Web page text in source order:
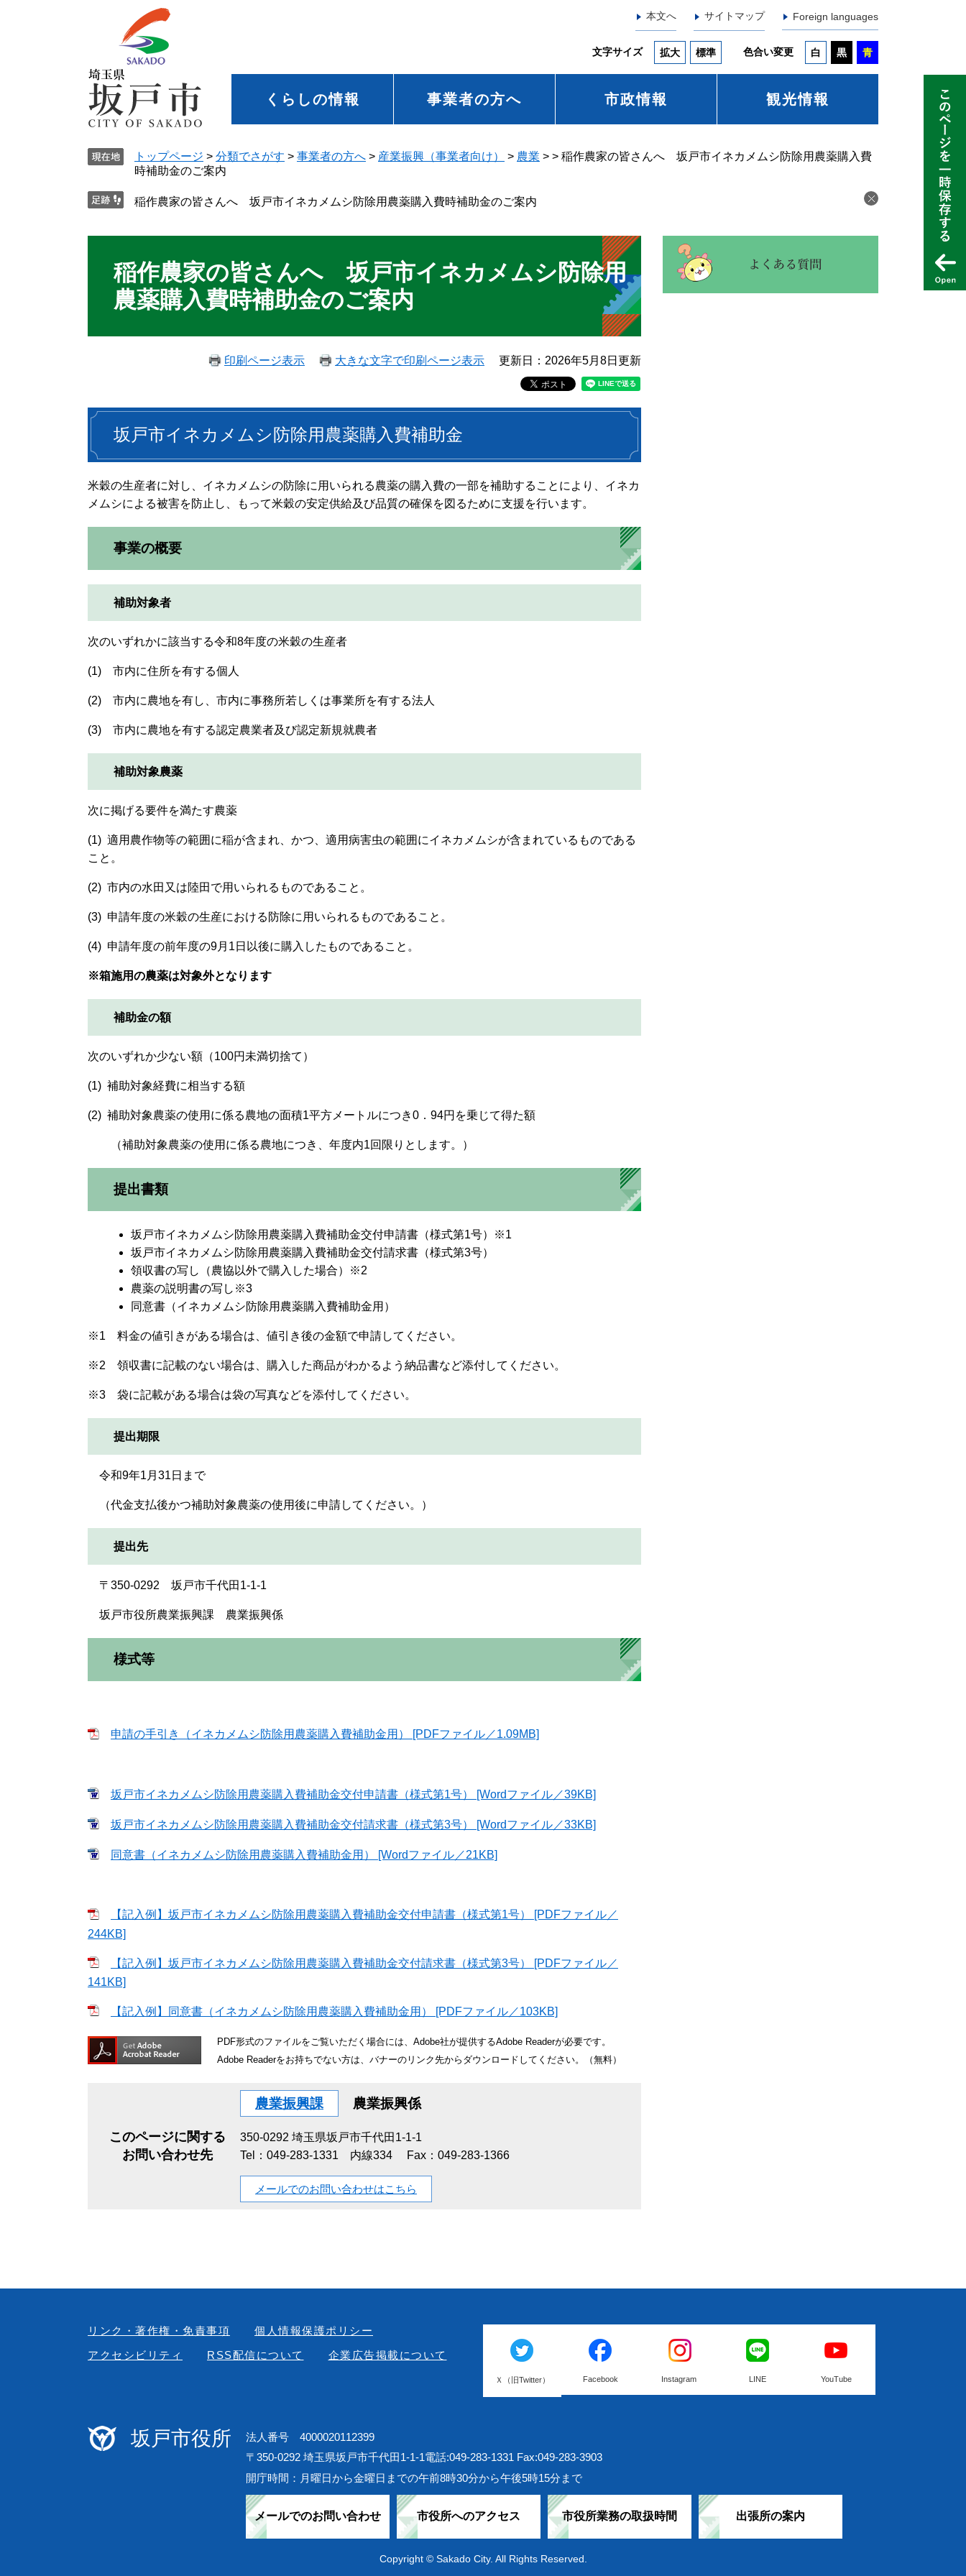
本文へ サイトマップ Foreign languages
文字サイズ 拡大 標準 色合い変更 白 黒 青
くらしの情報 事業者の方へ 市政情報 観光情報
トップページ > 分類でさがす > 事業者の方へ > 産業振興（事業者向け） > 農業 > > 稲作農家の皆さんへ 坂戸市イネカメムシ防除用農薬購入費
時補助金のご案内
稲作農家の皆さんへ 坂戸市イネカメムシ防除用農薬購入費時補助金のご案内
稲作農家の皆さんへ 坂戸市イネカメムシ防除用
農薬購入費時補助金のご案内
印刷ページ表示 大きな文字で印刷ページ表示 更新日：2026年5月8日更新
坂戸市イネカメムシ防除用農薬購入費補助金
米穀の生産者に対し、イネカメムシの防除に用いられる農薬の購入費の一部を補助することにより、イネカ
メムシによる被害を防止し、もって米穀の安定供給及び品質の確保を図るために支援を行います。
事業の概要
補助対象者
次のいずれかに該当する令和8年度の米穀の生産者​
(1) 市内に住所を有する個人
(2) 市内に農地を有し、市内に事務所若しくは事業所を有する法人
(3) 市内に農地を有する認定農業者及び認定新規就農者
補助対象農薬
次に掲げる要件を満たす農薬
(1) 適用農作物等の範囲に稲が含まれ、かつ、適用病害虫の範囲にイネカメムシが含まれているものである
こと。
(2) 市内の水田又は陸田で用いられるものであること。
(3) 申請年度の米穀の生産における防除に用いられるものであること。
(4) 申請年度の前年度の9月1日以後に購入したものであること。
※箱施用の農薬は対象外となります
補助金の額
次のいずれか少ない額（100円未満切捨て）
(1) 補助対象経費に相当する額
(2) 補助対象農薬の使用に係る農地の面積1平方メートルにつき0．94円を乗じて得た額
（補助対象農薬の使用に係る農地につき、年度内1回限りとします。​ ）
提出書類
坂戸市イネカメムシ防除用農薬購入費補助金交付申請書（様式第1号）※1
坂戸市イネカメムシ防除用農薬購入費補助金交付請求書（様式第3号）
領収書の写し（農協以外で購入した場合）※2
農薬の説明書の写し※3
同意書（イネカメムシ防除用農薬購入費補助金用）
※1 料金の値引きがある場合は、値引き後の金額で申請してください。
※2 領収書に記載のない場合は、購入した商品がわかるよう納品書など添付してください。
※3 袋に記載がある場合は袋の写真などを添付してください。
提出期限
令和9年1月31日まで
（代金支払後かつ補助対象農薬の使用後に申請してください。）
提出先
〒350-0292 坂戸市千代田1-1-1
坂戸市役所農業振興課 農業振興係
様式等
申請の手引き（イネカメムシ防除用農薬購入費補助金用） [PDFファイル／1.09MB]
坂戸市イネカメムシ防除用農薬購入費補助金交付申請書（様式第1号） [Wordファイル／39KB]
坂戸市イネカメムシ防除用農薬購入費補助金交付請求書（様式第3号） [Wordファイル／33KB]
同意書（イネカメムシ防除用農薬購入費補助金用） [Wordファイル／21KB]
【記入例】坂戸市イネカメムシ防除用農薬購入費補助金交付申請書（様式第1号） [PDFファイル／
244KB]
【記入例】坂戸市イネカメムシ防除用農薬購入費補助金交付請求書（様式第3号） [PDFファイル／
141KB]
【記入例】同意書（イネカメムシ防除用農薬購入費補助金用） [PDFファイル／103KB]
PDF形式のファイルをご覧いただく場合には、Adobe社が提供するAdobe Readerが必要です。
Adobe Readerをお持ちでない方は、バナーのリンク先からダウンロードしてください。（無料）
このページに関する
お問い合わせ先
農業振興課 農業振興係
350-0292 埼玉県坂戸市千代田1-1-1
Tel：049-283-1331 内線334
Fax：049-283-1366
メールでのお問い合わせはこちら
リンク・著作権・免責事項
個人情報保護ポリシー
アクセシビリティ
RSS配信について 企業広告掲載について
Ｘ（旧Twitter） Facebook Instagram LINE YouTube
坂戸市役所
法人番号 4000020112399
〒350-0292 埼玉県坂戸市千代田1-1-1電話:049-283-1331 Fax:049-283-3903
開庁時間：月曜日から金曜日までの午前8時30分から午後5時15分まで
メールでのお問い合わせ 市役所へのアクセス 市役所業務の取扱時間 出張所の案内
Copyright © Sakado City. All Rights Reserved.